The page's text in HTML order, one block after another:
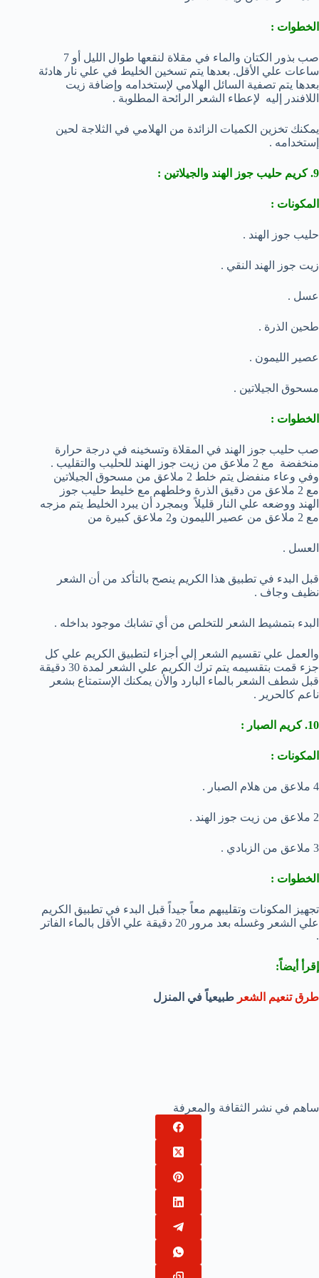
الخطوات :
صب بذور الكتان والماء في مقلاة لنقعها طوال الليل أو 7
ساعات علي الأقل. بعدها يتم تسخين الخليط في علي نار هادئة
بعدها يتم تصفية السائل الهلامي لإستخدامه وإضافة زيت
اللافندر إليه لإعطاء الشعر الرائحة المطلوبة .
يمكنك تخزين الكميات الزائدة من الهلامي في الثلاجة لحين
إستخدامه .
9. كريم حليب جوز الهند والجيلاتين :
المكونات :
حليب جوز الهند .
زيت جوز الهند النقي .
عسل .
طحين الذرة .
عصير الليمون .
مسحوق الجيلاتين .
الخطوات :
صب حليب جوز الهند في المقلاة وتسخينه في درجة حرارة
منخفضة مع 2 ملاعق من زيت جوز الهند للحليب والتقليب .
وفي وعاء منفضل يتم خلط 2 ملاعق من مسحوق الجيلاتين
مع 2 ملاعق من دقيق الذرة وخلطهم مع خليط حليب جوز
الهند ووضعه علي النار قليلاً وبمجرد أن يبرد الخليط يتم مزجه
مع 2 ملاعق من عصير الليمون و2 ملاعق كبيرة من
العسل .
قبل البدء في تطبيق هذا الكريم ينصح بالتأكد من أن الشعر
نظيف وجاف .
البدء بتمشيط الشعر للتخلص من أي تشابك موجود بداخله .
والعمل علي تقسيم الشعر إلي أجزاء لتطبيق الكريم علي كل
جزء قمت بتقسيمه يتم ترك الكريم علي الشعر لمدة 30 دقيقة
قبل شطف الشعر بالماء البارد والأن يمكنك الإستمتاع بشعر
ناعم كالحرير .
10. كريم الصبار :
المكونات :
4 ملاعق من هلام الصبار .
2 ملاعق من زيت جوز الهند .
3 ملاعق من الزبادي .
الخطوات :
تجهيز المكونات وتقليبهم معاً جيداً قبل البدء في تطبيق الكريم
علي الشعر وغسله بعد مرور 20 دقيقة علي الأقل بالماء الفاتر
.
إقرأ أيضاً:
طرق تنعيم الشعر طبيعياً في المنزل
ساهم في نشر الثقافة والمعرفة